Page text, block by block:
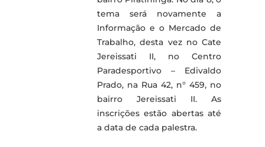
tema será novamente a
Informação e o Mercado de
Trabalho, desta vez no Cate
Jereissati II, no Centro
Paradesportivo – Edivaldo
Prado, na Rua 42, n° 459, no
bairro Jereissati II. As
inscrições estão abertas até
a data de cada palestra.